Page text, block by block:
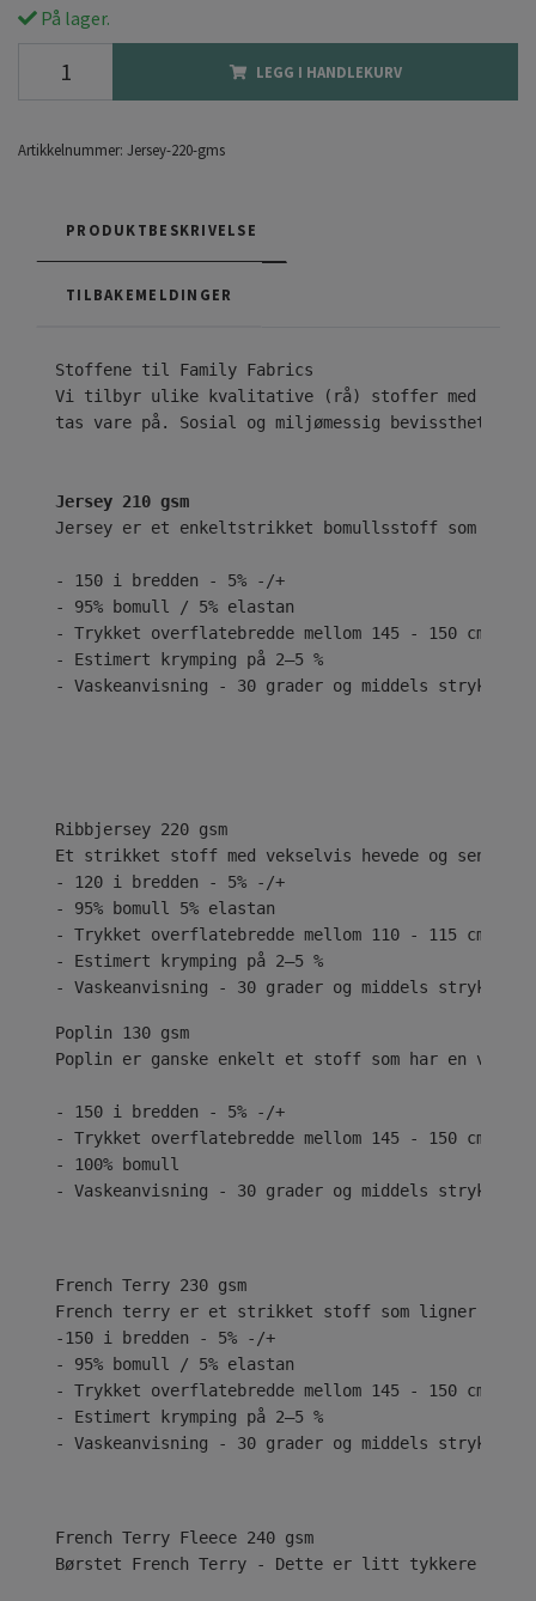
På lager.
LEGG I HANDLEKURV
Artikkelnummer: Jersey-220-gms
PRODUKTBESKRIVELSE
TILBAKEMELDINGER
Vi tilbyr ulike kvalitative (rå) stoffer med
tas vare på. Sosial og miljømessig bevissthet
Jersey 210 gsm
Jersey er et enkeltstrikket bomullsstoff som er
- 150 i bredden - 5% -/+
- 95% bomull / 5% elastan
- Trykket overflatebredde mellom 145 - 150 cm
- Estimert krymping på 2–5 %
- Vaskeanvisning - 30 grader og middels stryk
Ribbjersey 220 gsm
Et strikket stoff med vekselvis hevede og
- 120 i bredden - 5% -/+
- 95% bomull 5% elastan
- Trykket overflatebredde mellom 110 - 115 cm
- Estimert krymping på 2–5 %
- Vaskeanvisning - 30 grader og middels stryk
Poplin 130 gsm
Poplin er ganske enkelt et stoff som har en
- 150 i bredden - 5% -/+
- Trykket overflatebredde mellom 145 - 150 cm
- 100% bomull
- Vaskeanvisning - 30 grader og middels stryk
French Terry 230 gsm
French terry er et strikket stoff som ligner på
-150 i bredden - 5% -/+
- 95% bomull / 5% elastan
- Trykket overflatebredde mellom 145 - 150 cm
- Estimert krymping på 2–5 %
- Vaskeanvisning - 30 grader og middels stryk
Børstet French Terry - Dette er litt tykkere med